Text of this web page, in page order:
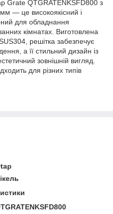
Grate QTGRATENKSFD800 з
мм — це високоякісний і
для обладнання
кімнатах. Виготовлена
SUS304, решітка забезпечує
а її стильний дизайн із
зовнішній вигляд.
для різних типів